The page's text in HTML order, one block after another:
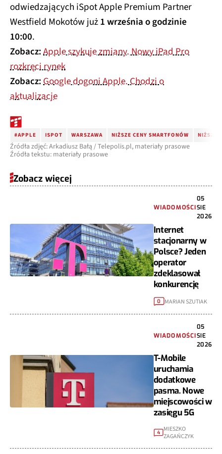
odwiedzających iSpot Apple Premium Partner
Westfield Mokotów już1 września o godzinie
10:00.
Zobacz:Apple szykuje zmiany. Nowy iPad Pro
rozkręci rynek
Zobacz:Google dogoni Apple. Chodzi o
aktualizacje
#APPLE ISPOT WARSZAWA NIŻSZE CENY SMARTFONÓW NIŻSZE
Źródła zdjęć: Arkadiusz Bałą / Telepolis.pl, materiały prasowe
Źródła tekstu: materiały prasowe
Zobacz więcej
WIADOMOŚCI
05
SIE
2026
Internet
stacjonarny w
Polsce? Jeden
operator
zdeklasował
konkurencję
0 MARIAN SZUTIAK
WIADOMOŚCI
05
SIE
2026
T-Mobile
uruchamia
dodatkowe
pasma. Nowe
miejscowości w
zasięgu 5G
4 MIESZKO
ZAGAŃCZYK